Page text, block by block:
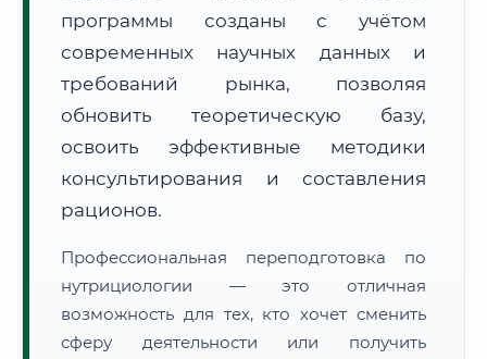
• Маршрут транзита:~2 959 км
📜 Документы и аккредитация
🔍Нажмите на документ для увеличения и просмотра
программы созданы с учётом
современных научных данных и
требований рынка, позволяя
обновить теоретическую базу,
освоить эффективные методики
консультирования и составления
рационов.
Профессиональная переподготовка по
нутрициологии — это отличная
возможность для тех, кто хочет сменить
сферу деятельности или получить